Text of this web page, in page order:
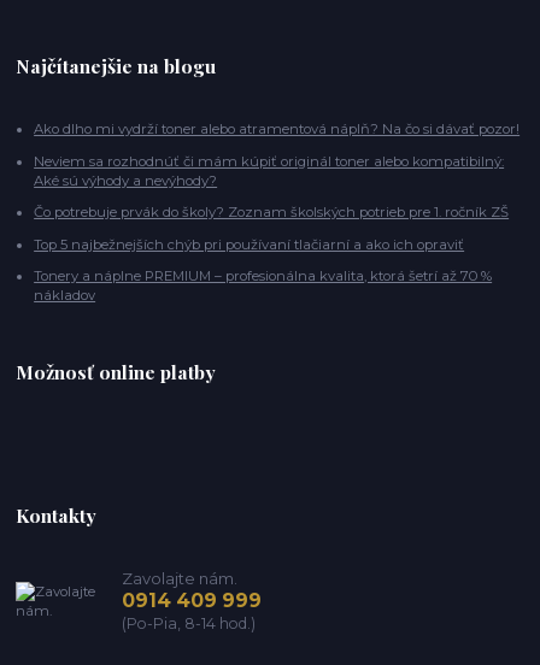
Najčítanejšie na blogu
Ako dlho mi vydrží toner alebo atramentová náplň? Na čo si dávať pozor!
Neviem sa rozhodnúť či mám kúpiť originál toner alebo kompatibilný:
Aké sú výhody a nevýhody?
Čo potrebuje prvák do školy? Zoznam školských potrieb pre 1. ročník ZŠ
Top 5 najbežnejších chýb pri používaní tlačiarní a ako ich opraviť
Tonery a náplne PREMIUM – profesionálna kvalita, ktorá šetrí až 70 %
nákladov
Možnosť online platby
Kontakty
Zavolajte nám.
0914 409 999
(Po-Pia, 8-14 hod.)